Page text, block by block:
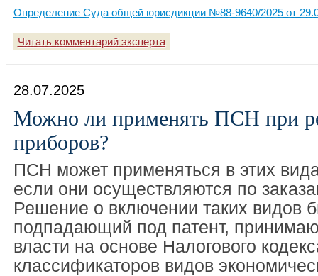
Определение Суда общей юрисдикции №88-9640/2025 от
Читать комментарий эксперта
28.07.2025
Можно ли применять ПСН при
приборов?
ПСН может применяться в этих
если они осуществляются по
Решение о включении таких видов
подпадающий под патент,
власти на основе Налогового
классификаторов видов